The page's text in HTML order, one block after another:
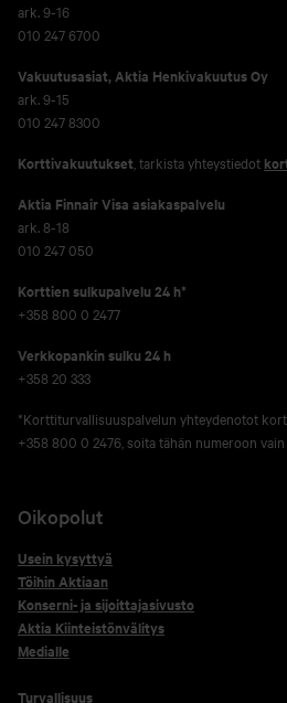
ark. 9-16
010 247 6700
Vakuutusasiat, Aktia Henkivakuutus Oy
ark. 9-15
010 247 8300
Korttivakuutukset , tarkista yhteystiedot
Aktia Finnair Visa asiakaspalvelu
ark. 8-18
010 247 050
Korttien sulkupalvelu 24 h*
+358 800 0 2477
Verkko­pankin sulku 24 h
+358 20 333
*Korttiturvallisuuspalvelun yhteydenotot
+358 800 0 2476, soita tähän numeroon
Oikopolut
Usein kysyttyä
Töihin Aktiaan
Konserni- ja sijoittajasivusto
Aktia Kiinteistönvälitys
Medialle
Turvallisuus